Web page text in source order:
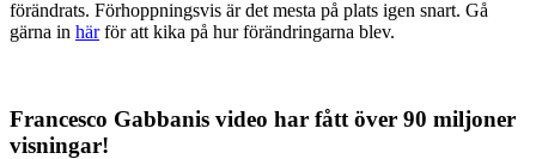
förändrats. Förhoppningsvis är det mesta på plats igen snart. Gå
gärna in härför att kika på hur förändringarna blev.
Francesco Gabbanis video har fått över 90 miljoner
visningar!